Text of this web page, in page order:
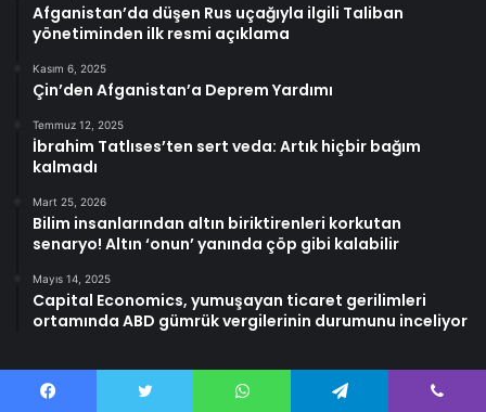
Afganistan’da düşen Rus uçağıyla ilgili Taliban
yönetiminden ilk resmi açıklama
Kasım 6, 2025
Çin’den Afganistan’a Deprem Yardımı
Temmuz 12, 2025
İbrahim Tatlıses’ten sert veda: Artık hiçbir bağım
kalmadı
Mart 25, 2026
Bilim insanlarından altın biriktirenleri korkutan
senaryo! Altın ‘onun’ yanında çöp gibi kalabilir
Mayıs 14, 2025
Capital Economics, yumuşayan ticaret gerilimleri
ortamında ABD gümrük vergilerinin durumunu inceliyor